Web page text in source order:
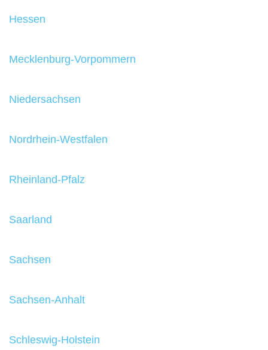
Hessen
Mecklenburg-Vorpommern
Niedersachsen
Nordrhein-Westfalen
Rheinland-Pfalz
Saarland
Sachsen
Sachsen-Anhalt
Schleswig-Holstein